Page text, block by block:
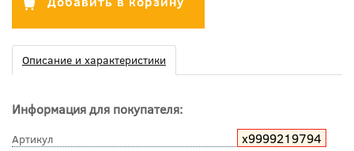
Описание и характеристики
Информация для покупателя:
Артикул х9999219794